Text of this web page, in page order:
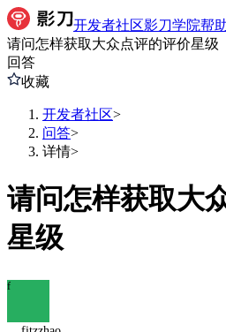
开发者社区影刀学院帮
请问怎样获取大众点评的评价星级
回答
收藏
开发者社区>
问答>
详情>
请问怎样获取大
星级
f